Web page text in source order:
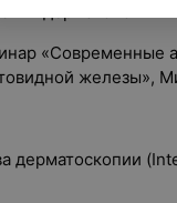
дерматологии
«Современные
железы»,
дерматоскопии